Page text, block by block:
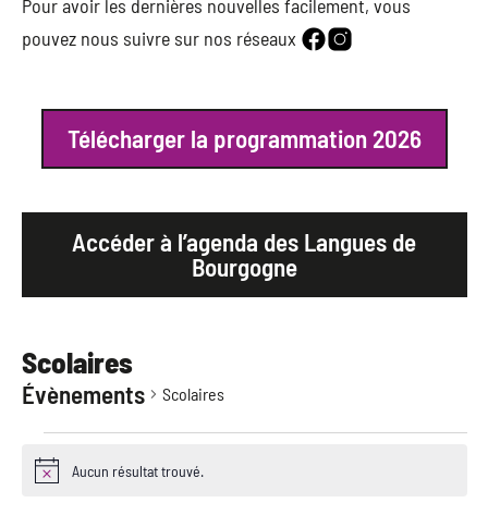
Pour avoir les dernières nouvelles facilement, vous
pouvez nous suivre sur nos réseaux
Télécharger la programmation 2026
Accéder à l’agenda des Langues de
Bourgogne
Scolaires
Évènements Scolaires
Notice Aucun résultat trouvé.